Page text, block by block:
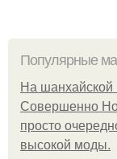
Популярные
На шанхайской
Совершенно
просто
высокой моды.